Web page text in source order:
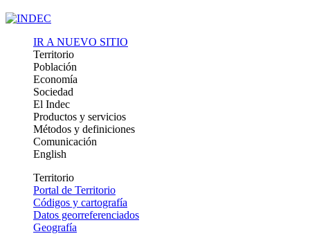
IR A NUEVO SITIO
Territorio
Población
Economía
Sociedad
El Indec
Productos y servicios
Métodos y definiciones
Comunicación
English
Territorio
Portal de Territorio
Códigos y cartografía
Datos georreferenciados
Geografía